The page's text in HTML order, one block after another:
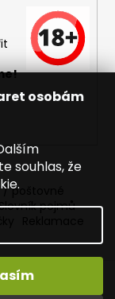
osobám
souhlas, že
poštovné
pojmů